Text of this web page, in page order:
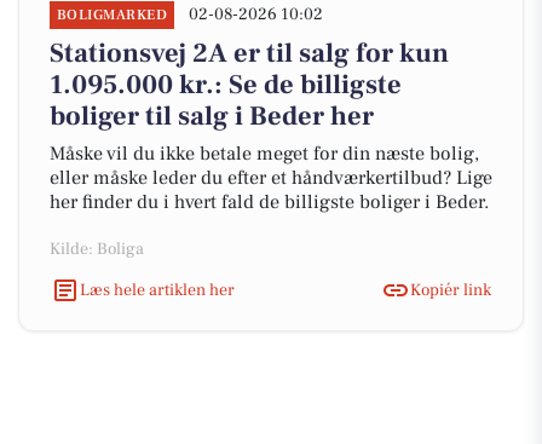
BOLIGMARKED 02-08-2026 10:02
Stationsvej 2A er til salg for kun
1.095.000 kr.: Se de billigste
boliger til salg i Beder her
Måske vil du ikke betale meget for din næste bolig,
eller måske leder du efter et håndværkertilbud? Lige
her finder du i hvert fald de billigste boliger i Beder.
Kilde: Boliga
Læs hele artiklen her
Kopiér link